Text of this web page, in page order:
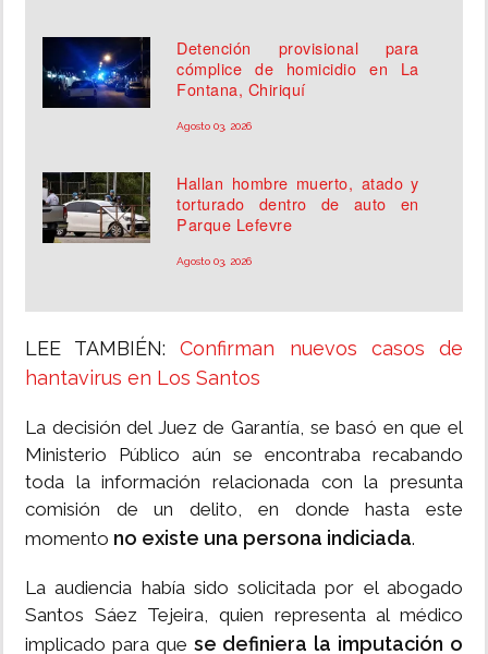
Detención provisional para
cómplice de homicidio en La
Fontana, Chiriquí
Agosto 03, 2026
Hallan hombre muerto, atado y
torturado dentro de auto en
Parque Lefevre
Agosto 03, 2026
LEE TAMBIÉN:Confirman nuevos casos de
hantavirus en Los Santos
La decisión del Juez de Garantía, se basó en que el
Ministerio Público aún se encontraba recabando
toda la información relacionada con la presunta
comisión de un delito, en donde hasta este
momento no existe una persona indiciada.
La audiencia había sido solicitada por el abogado
Santos Sáez Tejeira, quien representa al médico
implicado para que se definiera la imputación o